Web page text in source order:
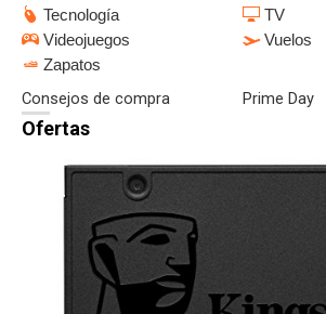
Tecnología
TV
Videojuegos
Vuelos
Zapatos
Consejos de compra Prime Day
Ofertas